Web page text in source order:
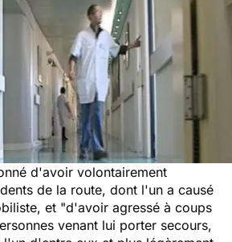
d'avoir volontairement
de la route, dont l'un a causé
et "d'avoir agressé à coups
venant lui porter secours,